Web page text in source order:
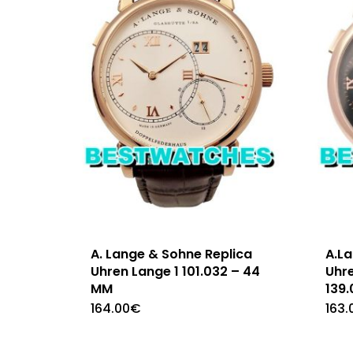
A. Lange & Sohne Replica
Uhren Lange 1 101.032 – 44
MM
164.00€